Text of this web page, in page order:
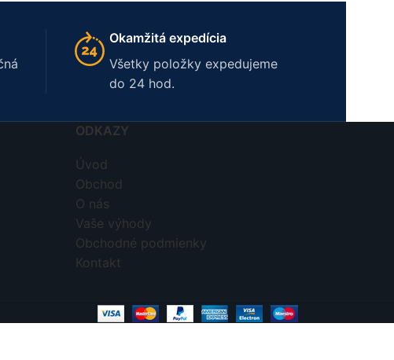
Okamžitá expedícia
Všetky položky expedujeme
do 24 hod.
ODKAZY
Úvod
Obchod
O nás
Vaše výhody
Obchodné podmienky
Kontakt